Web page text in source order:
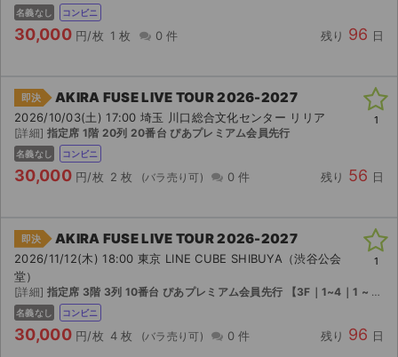
ご利用ガイド
手数料・お支払い方法
AIに質問する
よくある質問
名義なし コンビニ
30,000 円/枚 1 枚 0 件 残り 96 日
即決 AKIRA FUSE LIVE TOUR 2026-2027
2026/10/03(土) 17:00 埼玉 川口総合文化センター リリア
[詳細] 指定席 1階 20列 20番台 ぴあプレミアム会員先行
名義なし コンビニ
30,000 円/枚 2 枚 0 件 残り 56 日
1
即決 AKIRA FUSE LIVE TOUR 2026-2027
2026/11/12(木) 18:00 東京 LINE CUBE SHIBUYA（渋谷公会
堂）
[詳細] 指定席 3階 3列 10番台 ぴあプレミアム会員先行 【3F｜1~4｜1 ~ 13】
名義なし コンビニ
30,000 円/枚 4 枚 0 件 残り 96 日
1